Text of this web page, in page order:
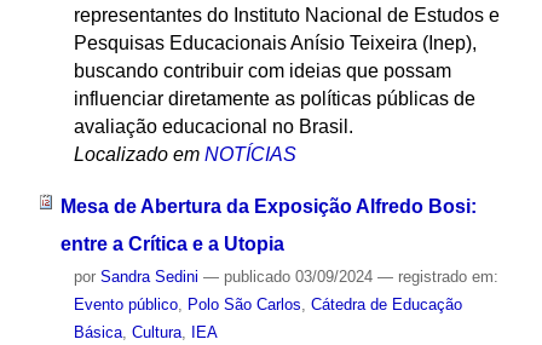
representantes do Instituto Nacional de Estudos e
Pesquisas Educacionais Anísio Teixeira (Inep),
buscando contribuir com ideias que possam
influenciar diretamente as políticas públicas de
avaliação educacional no Brasil.
Localizado em NOTÍCIAS
Mesa de Abertura da Exposição Alfredo Bosi:
entre a Crítica e a Utopia
por Sandra Sedini — publicado03/09/2024 — registrado em:
Evento público, Polo São Carlos Cátedra de Educação
Básica, Cultura, IEA